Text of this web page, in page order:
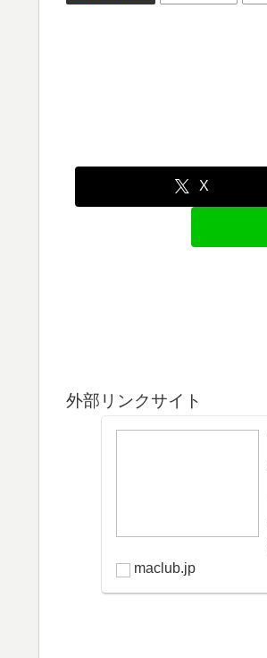
X
外部リンクサイト
maclub.jp